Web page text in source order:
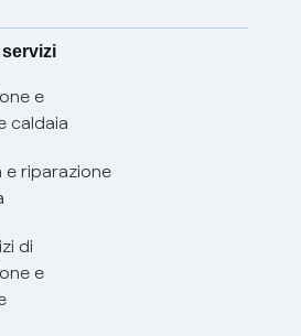
e
caldaia
e riparazione
di
e